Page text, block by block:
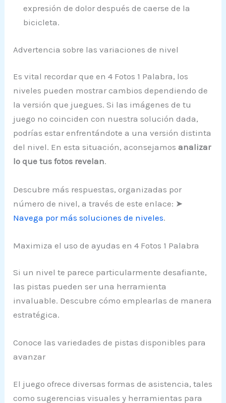
expresión de dolor después de caerse de la
bicicleta.
Advertencia sobre las variaciones de nivel
Es vital recordar que en 4 Fotos 1 Palabra, los
niveles pueden mostrar cambios dependiendo de
la versión que juegues. Si las imágenes de tu
juego no coinciden con nuestra solución dada,
podrías estar enfrentándote a una versión distinta
del nivel. En esta situación, aconsejamosanalizar
lo que tus fotos revelan.
Descubre más respuestas, organizadas por
número de nivel, a través de este enlace: ➤
Navega por más soluciones de niveles.
Maximiza el uso de ayudas en 4 Fotos 1 Palabra
Si un nivel te parece particularmente desafiante,
las pistas pueden ser una herramienta
invaluable. Descubre cómo emplearlas de manera
estratégica.
Conoce las variedades de pistas disponibles para
avanzar
El juego ofrece diversas formas de asistencia, tales
como sugerencias visuales y herramientas para